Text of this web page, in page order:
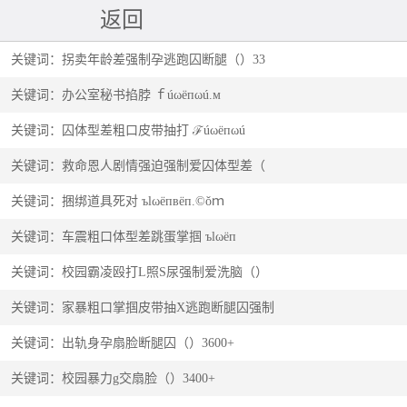
返回
关键词：校园暴力g交扇脸（）3400+
关键词：出轨身孕扇脸断腿囚（）3600+
关键词：家暴粗口掌掴皮带抽X逃跑断腿囚强制
关键词：校园霸凌殴打L照S尿强制爱洗脑（）
关键词：车震粗口体型差跳蛋掌掴 ъlωёп
关键词：捆绑道具死对 ъlωёпвёп.©ǒｍ
关键词：救命恩人剧情强迫强制爱囚体型差（
关键词：囚体型差粗口皮带抽打 ℱúωёпωú
关键词：办公室秘书掐脖 ｆúωёпωú.м
关键词：拐卖年龄差强制孕逃跑囚断腿（）33